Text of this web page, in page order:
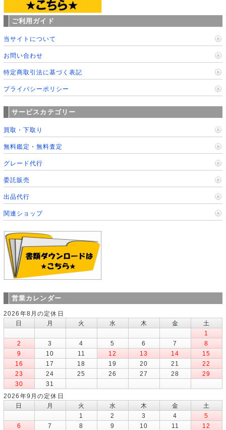
ご利用ガイド
当サイトについて
お問い合わせ
特定商取引法に基づく表記
プライバシーポリシー
サービスカテゴリー
買取・下取り
無料鑑定・無料査定
グレード代行
委託販売
出品代行
関連ショップ
営業カレンダー
2026年8月の定休日
日
月 火 水 木 金
土
1
2
3 4 5 6 7
8
9
10 11 12 13 14
15
16
17 18 19 20 21
22
23
24 25 26 27 28
29
30
31
2026年9月の定休日
日
月 火 水 木 金
土
1
2 3 4
5
6
7 8 9 10 11
12